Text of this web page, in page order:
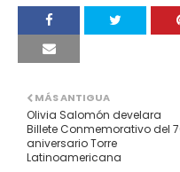
MÁS ANTIGUA
Olivia Salomón develara
Billete Conmemorativo del
aniversario Torre
Latinoamericana